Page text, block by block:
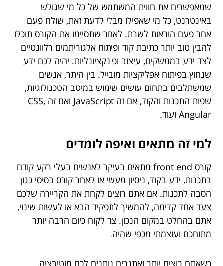
שמאפשרים את חווית המשתמש של כל מי שגולש
באינטרנט, כל מי שאפילו מבלי לדעת זאת, שולח פעם
אחר פעם הוראות לשרת. לאחר שתסיימו את הקורס תוכלו
להבין טוב יותר כתיבת קוד ופיתוח אלגוריתמים רלוונטיים
לצד ידע בממשקים, עיצוב ופונקציונליות. יהיה לכם ידע
שנחוץ בפיתוח אפליקציות מובייל. בין היתר, אנשים
שמשתלבים בתחום עושים שימוש במיטב הטכנולוגיות,
שפות התכנות והקוד, אם זה JavaScript ואם זה CSS,
Angular ועוד.
למי זה מתאים ואיפה לומדים
קורס front end מתאים בעיקר לאנשים בעלי רקע קודם
בתכנות, ידע בקוד, ניסיון מעשי או לאחר קורס בסיסי כגון
הסבה לתכנות. אם אתם רוצים לקחת את הקריירה שלכם
צעד אחד קדימה, להמשיך לתפקיד הבא או לעשות שינוי,
אתם בהחלט במקום הנכון. צד לקוח כיום הרבה יותר
מתוחכם ועוצמתי מכפי שהיה.
כשאתם רוצים יותר ואתגרים נותנים לכם מוטיבציה,